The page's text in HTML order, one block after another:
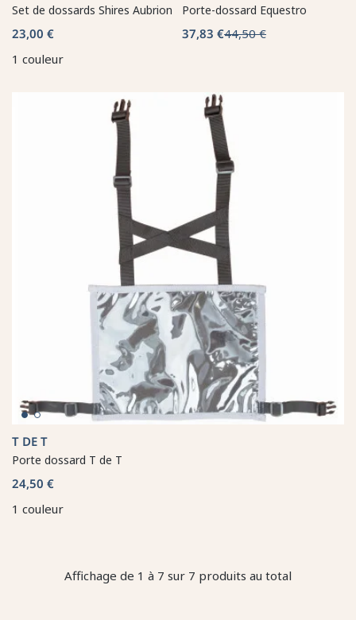
Set de dossards Shires Aubrion
23,00 €
1 couleur
Porte-dossard Equestro
37,83 €44,50 €
T DE T
Porte dossard T de T
24,50 €
1 couleur
Affichage de 1 à 7 sur 7 produits au total